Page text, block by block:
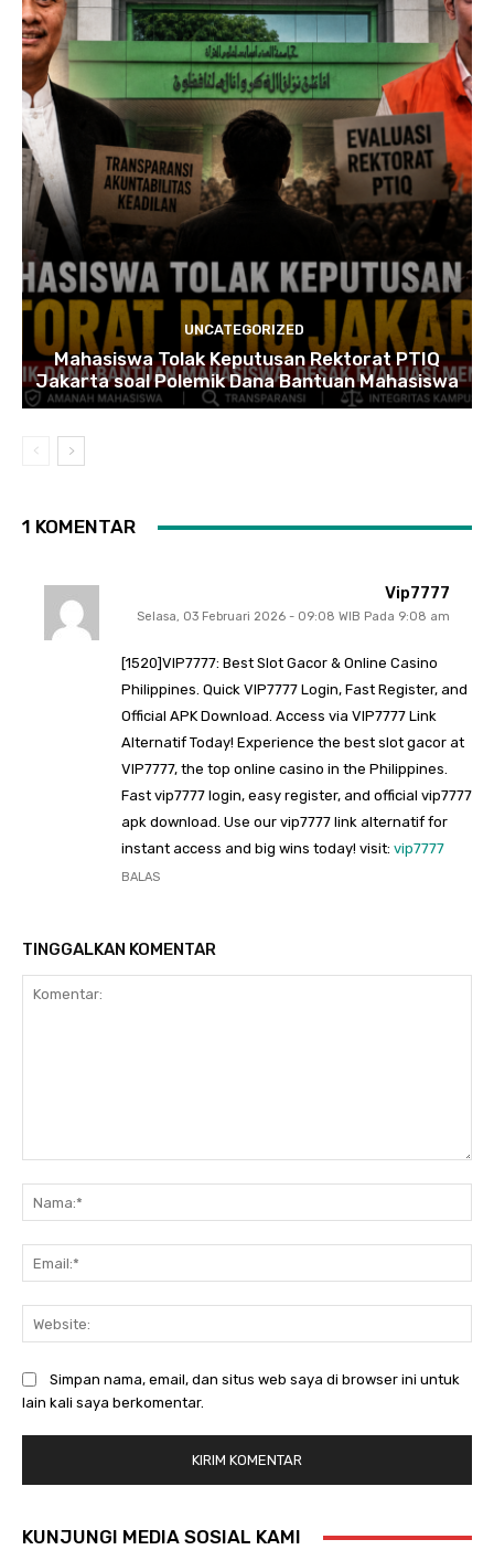
UNCATEGORIZED
Mahasiswa Tolak Keputusan Rektorat PTIQ
Jakarta soal Polemik Dana Bantuan Mahasiswa
1 KOMENTAR
Vip7777
Selasa, 03 Februari 2026 - 09:08 WIB Pada 9:08 am
[1520]VIP7777: Best Slot Gacor & Online Casino
Philippines. Quick VIP7777 Login, Fast Register, and
Official APK Download. Access via VIP7777 Link
Alternatif Today! Experience the best slot gacor at
VIP7777, the top online casino in the Philippines.
Fast vip7777 login, easy register, and official vip7777
apk download. Use our vip7777 link alternatif for
instant access and big wins today! visit: vip7777
BALAS
TINGGALKAN KOMENTAR
Simpan nama, email, dan situs web saya di browser ini untuk
lain kali saya berkomentar.
KUNJUNGI MEDIA SOSIAL KAMI